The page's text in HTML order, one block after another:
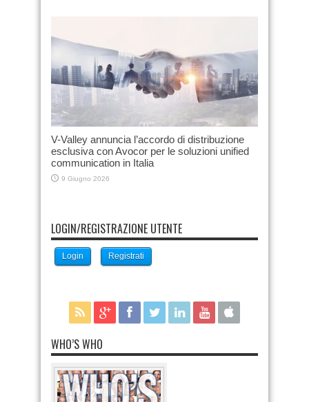
V-Valley annuncia l’accordo di distribuzione
esclusiva con Avocor per le soluzioni unified
communication in Italia
9 Giugno 2026
LOGIN/REGISTRAZIONE UTENTE
Login Registrati
WHO’S WHO